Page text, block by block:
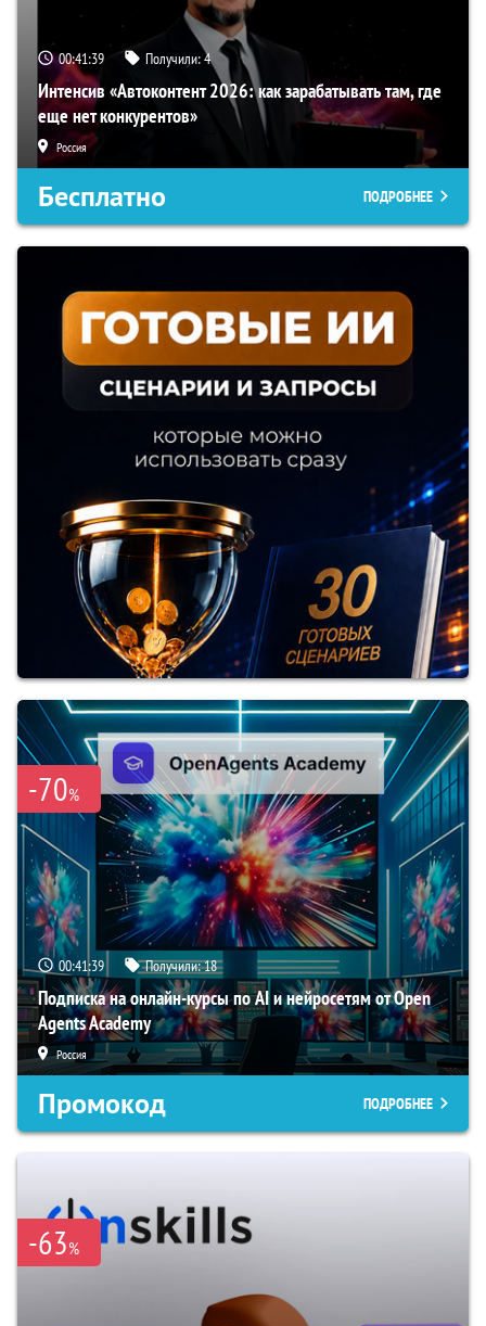
00:41:38 Получили:4
Интенсив «Автоконтент 2026: как зарабатывать там, где
еще нет конкурентов»
Россия
Бесплатно ПОДРОБНЕЕ
-70%
00:41:38 Получили:18
Подписка на онлайн-курсы по AI и нейросетям от Open
Agents Academy
Россия
Промокод ПОДРОБНЕЕ
-63%